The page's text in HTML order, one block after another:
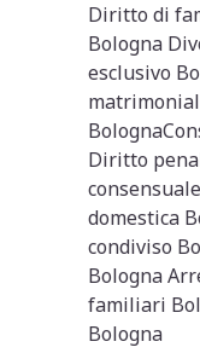
Diritto di
Bologna
esclusivo
Diritto
domestica
condiviso
Bologna
familiari
Bologna